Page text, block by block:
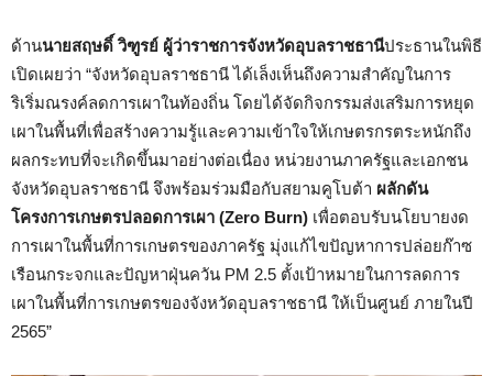
ด้านนายสฤษดิ์ วิฑูรย์ ผู้ว่าราชการจังหวัดอุบลราชธานีประธานในพิธี
เปิดเผยว่า “จังหวัดอุบลราชธานี ได้เล็งเห็นถึงความสำคัญในการ
ริเริ่มณรงค์ลดการเผาในท้องถิ่น โดยได้จัดกิจกรรมส่งเสริมการหยุด
เผาในพื้นที่เพื่อสร้างความรู้และความเข้าใจให้เกษตรกรตระหนักถึง
ผลกระทบที่จะเกิดขึ้นมาอย่างต่อเนื่อง หน่วยงานภาครัฐและเอกชน
จังหวัดอุบลราชธานี จึงพร้อมร่วมมือกับสยามคูโบต้า ผลักดัน
โครงการเกษตรปลอดการเผา (Zero Burn) เพื่อตอบรับนโยบายงด
การเผาในพื้นที่การเกษตรของภาครัฐ มุ่งแก้ไขปัญหาการปล่อยก๊าซ
เรือนกระจกและปัญหาฝุ่นควัน PM 2.5 ตั้งเป้าหมายในการลดการ
เผาในพื้นที่การเกษตรของจังหวัดอุบลราชธานี ให้เป็นศูนย์ ภายในปี
2565”